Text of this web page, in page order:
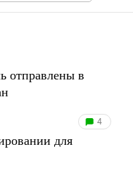
отправлены в
4
для